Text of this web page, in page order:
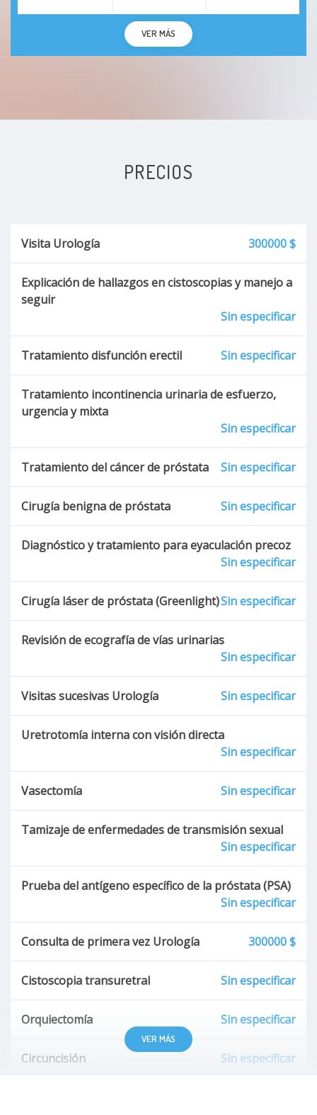
VER MÁS
PRECIOS
Visita Urología 300000 $
Explicación de hallazgos en cistoscopias y manejo a
seguir
Sin especificar
Tratamiento disfunción erectil Sin especificar
Tratamiento incontinencia urinaria de esfuerzo,
urgencia y mixta
Sin especificar
Tratamiento del cáncer de próstata Sin especificar
Cirugía benigna de próstata Sin especificar
Diagnóstico y tratamiento para eyaculación precoz
Sin especificar
Cirugía láser de próstata (Greenlight)Sin especificar
Revisión de ecografía de vías urinarias
Sin especificar
Visitas sucesivas Urología Sin especificar
Uretrotomía interna con visión directa
Sin especificar
Vasectomía Sin especificar
Tamizaje de enfermedades de transmisión sexual
Sin especificar
Prueba del antígeno específico de la próstata (PSA)
Sin especificar
Consulta de primera vez Urología 300000 $
Cistoscopia transuretral Sin especificar
Orquiectomía Sin especificar
Circuncisión Sin especificar
VER MÁS